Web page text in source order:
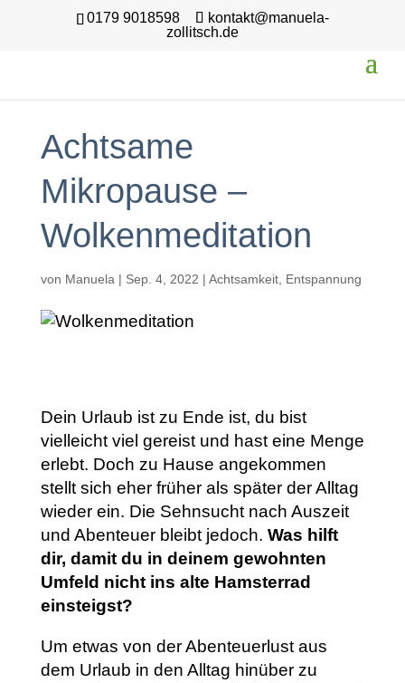
0179 9018598
kontakt@manuela-
zollitsch.de
Achtsame
Mikropause –
Wolkenmeditation
von Manuela | Sep. 4, 2022 | Achtsamkeit, Entspannung
Dein Urlaub ist zu Ende ist, du bist
vielleicht viel gereist und hast eine Menge
erlebt. Doch zu Hause angekommen
stellt sich eher früher als später der Alltag
wieder ein. Die Sehnsucht nach Auszeit
und Abenteuer bleibt jedoch. Was hilft
dir, damit du in deinem gewohnten
Umfeld nicht ins alte Hamsterrad
einsteigst?
Um etwas von der Abenteuerlust aus
dem Urlaub in den Alltag hinüber zu